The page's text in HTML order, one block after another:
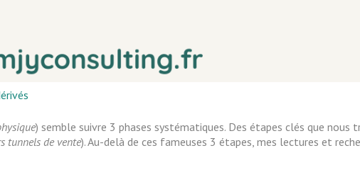
) semble suivre 3 phases systématiques. Des étapes clés que nous
tunnels de vente). Au-delà de ces fameuses 3 étapes, mes lectures et